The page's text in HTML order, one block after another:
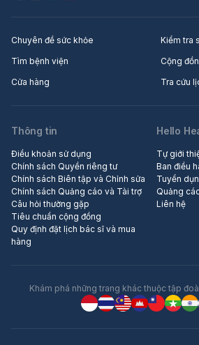
Chuyên đề sức khỏe
Kiểm tra
Tìm bệnh viện
Cộng
Cửa hàng
Tra cứu
Thông tin
Điều khoản sử dụng
Chính sách Quyền riêng tư
Chính sách Biên tập và Chỉnh sửa
Chính sách Quảng cáo và Tài trợ
Câu hỏi thường gặp
Tiêu chuẩn cộng đồng
Quy định đặt lịch bác sĩ và mua
hàng
Hello
Tự giới
Ban điều
Tuyển
Quảng
Liên hệ
Khám phá những trang khác thuộc tập